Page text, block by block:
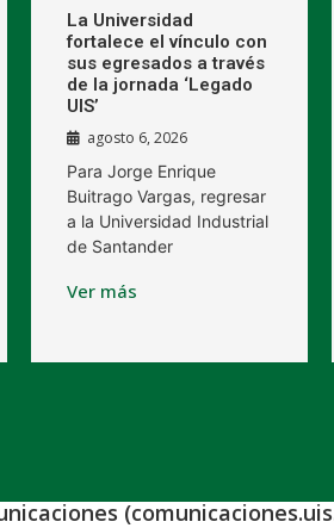
La Universidad
fortalece el vínculo con
sus egresados a través
de la jornada ‘Legado
UIS’
agosto 6, 2026
Para Jorge Enrique
Buitrago Vargas, regresar
a la Universidad Industrial
de Santander
Ver más